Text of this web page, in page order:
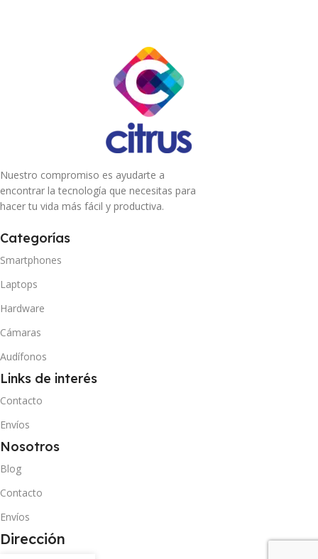
Nuestro compromiso es ayudarte a
encontrar la tecnología que necesitas para
hacer tu vida más fácil y productiva.
Categorías
Smartphones
Laptops
Hardware
Cámaras
Audífonos
Links de interés
Contacto
Envíos
Nosotros
Blog
Contacto
Envíos
Dirección